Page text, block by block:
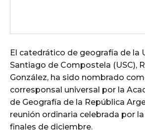
El catedrático de geografía de la
Santiago de Compostela (USC),
González, ha sido nombrado
corresponsal universal por la
de Geografía de la República
reunión ordinaria celebrada por
finales de diciembre.